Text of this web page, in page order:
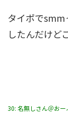
タイポでsmm
したんだけど
30: 名無しさん＠おー